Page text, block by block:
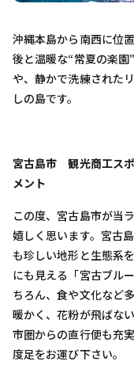
沖縄本島から南西に位
後と温暖な“常夏の楽園
や、静かで洗練された
しの島です。
宮古島市 観光商工ス
メント
この度、宮古島市が当
嬉しく思います。宮古
も珍しい地形と生態系
にも見える「宮古ブル
ちろん、食や文化など
暖かく、花粉が飛ばな
市圏からの直行便も充
度足をお運び下さい。